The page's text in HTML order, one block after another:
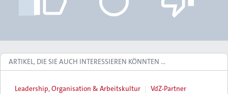
ARTIKEL, DIE SIE AUCH INTERESSIEREN KÖNNTEN …
Leadership, Organisation & Arbeitskultur VdZ-Partner